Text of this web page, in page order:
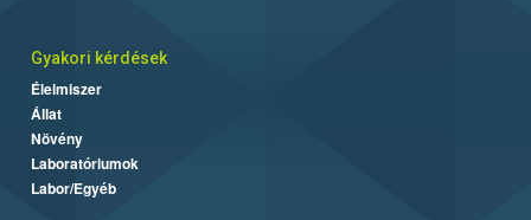
Gyakori kérdések
Élelmiszer
Állat
Növény
Laboratóriumok
Labor/Egyéb